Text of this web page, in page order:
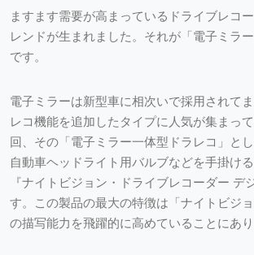
ますます需要が高まっているドライブレコ
レンドが生まれました。それが「電子ミラー
です。
電子ミラーは新型車に相次いで採用されて
レコ機能を追加したタイプに人気が集まっ
回、その「電子ミラー一体型ドラレコ」とし
自動車ヘッドライト用バルブなどを手掛け
『ナイトビジョン・ドライブレコーダー デ
す。この製品の最大の特徴は「ナイトビジ
の描写能力を飛躍的に高めていることにあり